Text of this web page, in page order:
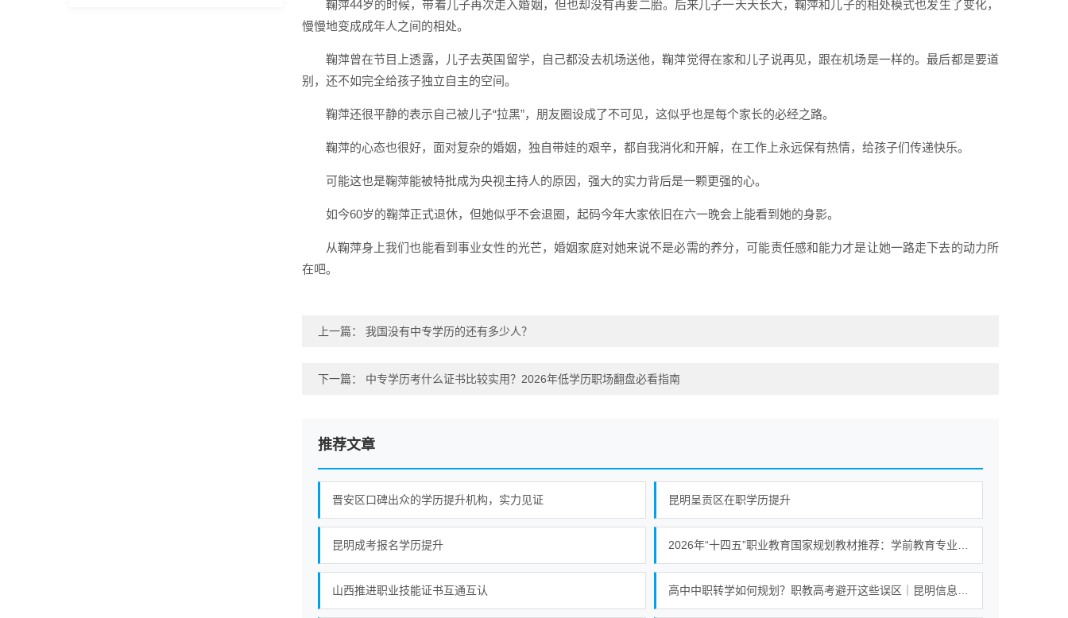
鞠萍44岁的时候，带着儿子再次走入婚姻，但也却没有再要二胎。后来儿子一天天长大，鞠萍和儿子的相处模式也发生了变化，
慢慢地变成成年人之间的相处。
鞠萍曾在节目上透露，儿子去英国留学，自己都没去机场送他，鞠萍觉得在家和儿子说再见，跟在机场是一样的。最后都是要道
别，还不如完全给孩子独立自主的空间。
鞠萍还很平静的表示自己被儿子“拉黑”，朋友圈设成了不可见，这似乎也是每个家长的必经之路。
鞠萍的心态也很好，面对复杂的婚姻，独自带娃的艰辛，都自我消化和开解，在工作上永远保有热情，给孩子们传递快乐。
可能这也是鞠萍能被特批成为央视主持人的原因，强大的实力背后是一颗更强的心。
如今60岁的鞠萍正式退休，但她似乎不会退圈，起码今年大家依旧在六一晚会上能看到她的身影。
从鞠萍身上我们也能看到事业女性的光芒，婚姻家庭对她来说不是必需的养分，可能责任感和能力才是让她一路走下去的动力所
在吧。
上一篇： 我国没有中专学历的还有多少人？
下一篇： 中专学历考什么证书比较实用？2026年低学历职场翻盘必看指南
推荐文章
晋安区口碑出众的学历提升机构，实力见证 昆明呈贡区在职学历提升
昆明成考报名学历提升
山西推进职业技能证书互通互认